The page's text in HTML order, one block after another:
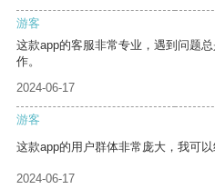
游客
这款app的客服非常专业，遇到问题
作。
2024-06-17
游客
这款app的用户群体非常庞大，我可
2024-06-17